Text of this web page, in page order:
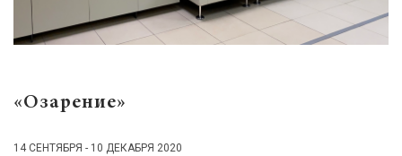
«Озарение»
14 СЕНТЯБРЯ - 10 ДЕКАБРЯ 2020